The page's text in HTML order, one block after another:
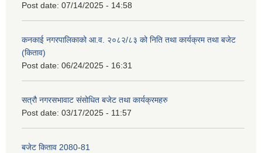
Post date: 07/14/2025 - 14:58
कनकाई नगरपालिकाको आ.व. २०८२/८३ को निति तथा कार्यक्रम तथा बजेट
(किताव)
Post date: 06/24/2025 - 16:31
सत्रौ नगरसभावाट संसोधित बजेट तथा कार्यक्रमहरु
Post date: 03/17/2025 - 11:57
बजेट किताव 2080-81